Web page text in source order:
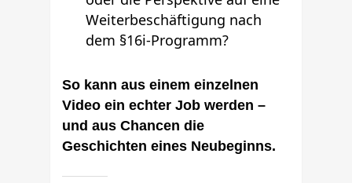
Weiterbeschäftigung nach
dem §16i-Programm?
So kann aus einem einzelnen
Video ein echter Job werden –
und aus Chancen die
Geschichten eines Neubeginns.